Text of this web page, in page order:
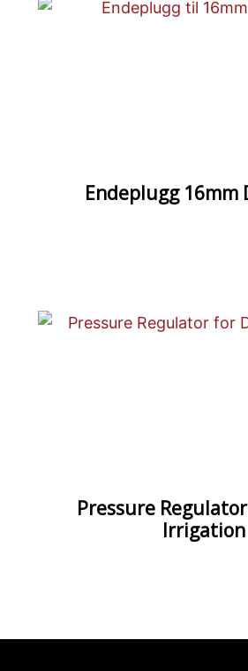
Endeplugg 16mm
Pressure
Irrigation